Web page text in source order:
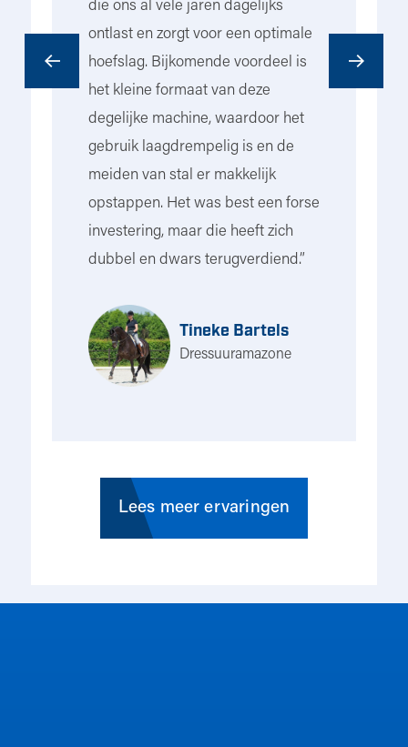
die ons al vele jaren dagelijks
ontlast en zorgt voor een optimale
hoefslag. Bijkomende voordeel is
het kleine formaat van deze
degelijke machine, waardoor het
gebruik laagdrempelig is en de
meiden van stal er makkelijk
opstappen. Het was best een forse
investering, maar die heeft zich
dubbel en dwars terugverdiend.”
Tineke Bartels
Dressuuramazone
Lees meer ervaringen